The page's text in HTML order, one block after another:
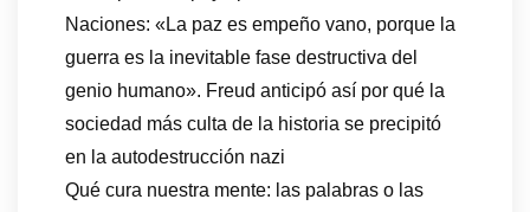
Naciones: «La paz es empeño vano, porque la
guerra es la inevitable fase destructiva del
genio humano». Freud anticipó así por qué la
sociedad más culta de la historia se precipitó
en la autodestrucción nazi
Qué cura nuestra mente: las palabras o las